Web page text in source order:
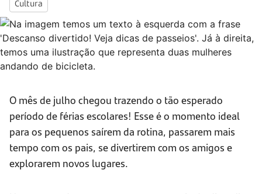
Cultura
O mês de julho chegou trazendo o tão esperado
período de férias escolares! Esse é o momento ideal
para os pequenos saírem da rotina, passarem mais
tempo com os pais, se divertirem com os amigos e
explorarem novos lugares.